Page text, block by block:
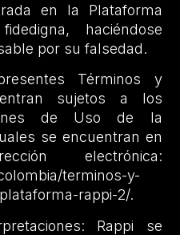
en la Plataforma
haciéndose
por su falsedad.
Términos y
sujetos a los
de Uso de la
se encuentran en
electrónica:
terminos-y-
rappi-2/.
Rappi se